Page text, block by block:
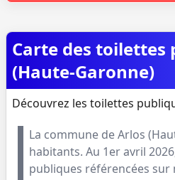
Carte des toilettes
(Haute-Garonne)
Découvrez les toilettes
La commune deArlos (
habitants. Au 1er avril 2026
publiques référencées